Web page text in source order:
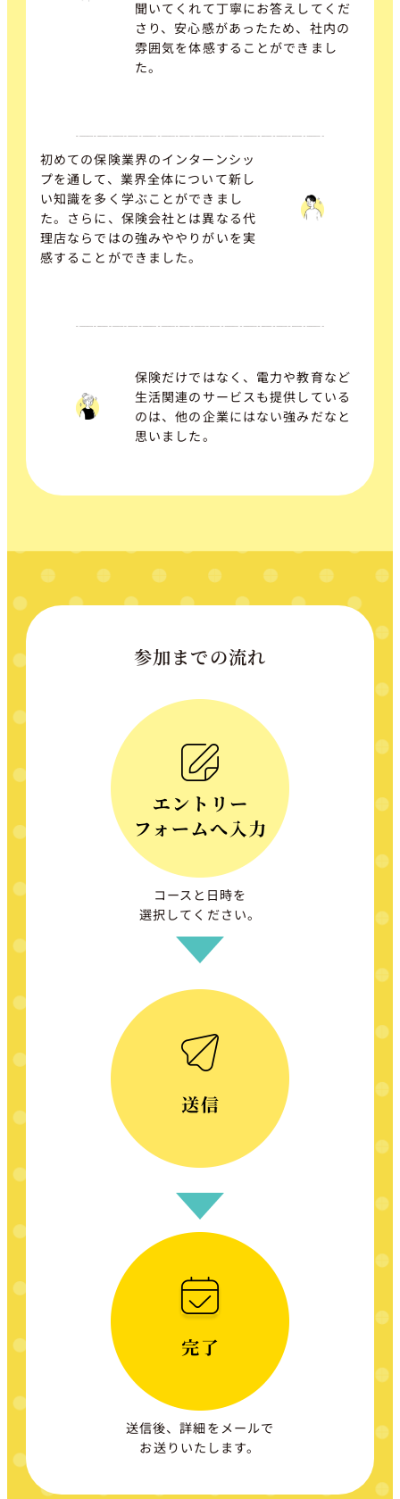
聞いてくれて丁寧にお答えしてくだ
さり、安心感があったため、社内の
雰囲気を体感することができまし
た。
初めての保険業界のインターンシッ
プを通して、業界全体について新し
い知識を多く学ぶことができまし
た。さらに、保険会社とは異なる代
理店ならではの強みややりがいを実
感することができました。
保険だけではなく、電力や教育など
生活関連のサービスも提供している
のは、他の企業にはない強みだなと
思いました。
参加までの流れ
コースと日時を
選択してください。
送信後、詳細をメールで
お送りいたします。